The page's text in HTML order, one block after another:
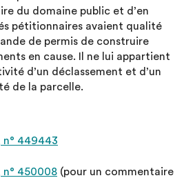
du domaine public et d’en
pétitionnaires avaient qualité
de permis de construire
en cause. Il ne lui appartient
d’un déclassement et d’un
de la parcelle.
n° 449443
n° 450008 (pour un commentaire